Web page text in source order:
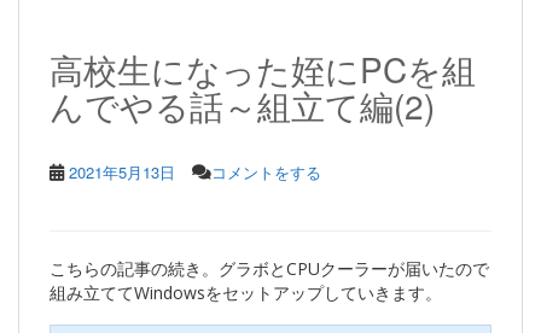
高校生になった姪にPCを組
んでやる話～組立て編(2)
2021年5月13日 コメントをする
こちらの記事の続き。グラボとCPUクーラーが届いたので
組み立ててWindowsをセットアップしていきます。